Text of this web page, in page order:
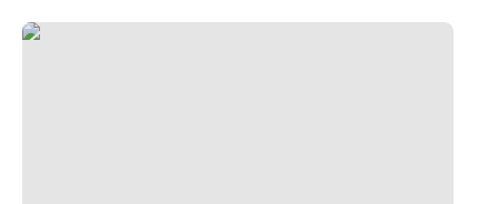
Begeleid uitje – Langlaufen